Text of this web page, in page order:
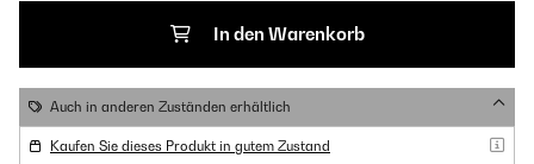
In den Warenkorb
Auch in anderen Zuständen erhältlich
Kaufen Sie dieses Produkt in gutem Zustand